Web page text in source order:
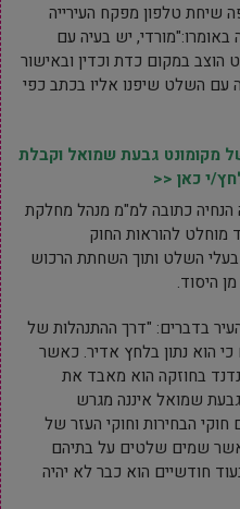
שיחת טלפון מפקח העירייה
יש בעיה עם
במקום כדת וכדין ובאישור
עם השלט שיפנו אליו בכתב כפי
מקומונט גבעת שמואל וקבלת
י כאן <<
הנחיה כתובה למ"מ מנהל מחלקת
מוחלט להוראות החוק
השלט ותוך השחתת הרכוש
היסוד.
בדברים: "דרך ההתנהלות של
הוא נתון בלחץ אדיר. כאשר
בחוזקה הוא מאבד את
שמואל איננה מגרש
הבחירות וחוקי העזר של
אשר שמים שלטים על בתיהם
חודשיים הוא כבר לא יהיה